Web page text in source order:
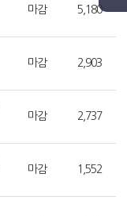
마감 5,180
마감 2,903
마감 2,737
마감 1,552